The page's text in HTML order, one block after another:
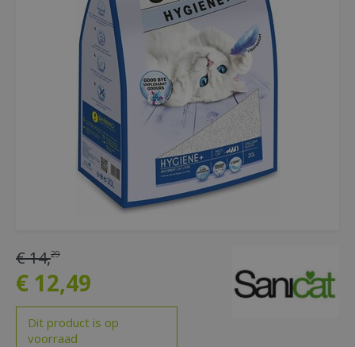
€14,29
€ 12,49
Dit product is op
voorraad